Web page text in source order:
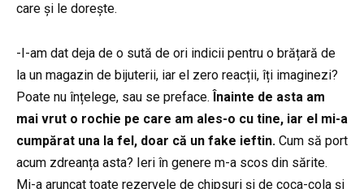
care și le dorește.
-I-am dat deja de o sută de ori indicii pentru o brățară de
la un magazin de bijuterii, iar el zero reacții, îți imaginezi?
Poate nu înțelege, sau se preface. Înainte de asta am
mai vrut o rochie pe care am ales-o cu tine, iar el mi-a
cumpărat una la fel, doar că un fake ieftin. Cum să port
acum zdreanța asta? Ieri în genere m-a scos din sărite.
Mi-a aruncat toate rezervele de chipsuri și de coca-cola și